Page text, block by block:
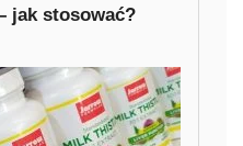
jak stosować?